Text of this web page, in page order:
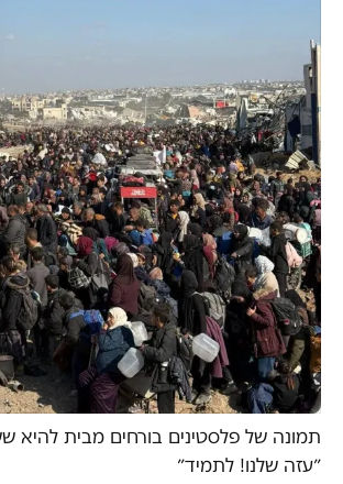
תמונה של פלסטינים בורחים מבית להיא
״עזה שלנו! לתמיד״